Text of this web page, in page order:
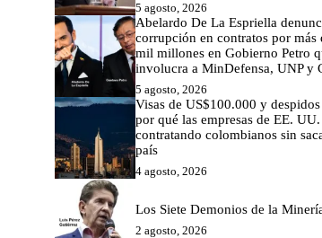
5 agosto, 2026
Abelardo De La Espriella
corrupción en contratos por más
mil millones en Gobierno Petro
involucra a MinDefensa, UNP y
5 agosto, 2026
Visas de US$100.000 y
por qué las empresas de EE. UU.
contratando colombianos sin
país
4 agosto, 2026
Los Siete Demonios de la
2 agosto, 2026